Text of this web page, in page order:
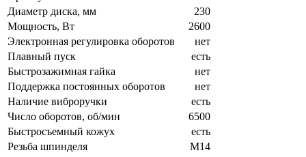
Диаметр диска, мм
230
Мощность, Вт
2600
Электронная регулировка оборотов
нет
Плавный пуск
есть
Быстрозажимная гайка
нет
Поддержка постоянных оборотов
нет
Наличие виброручки
есть
Число оборотов, об/мин
6500
Быстросъемный кожух
есть
Резьба шпинделя
М14